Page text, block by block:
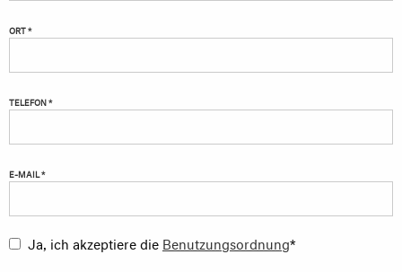
ORT *
TELEFON *
E-MAIL *
Ja, ich akzeptiere die Benutzungsordnung*